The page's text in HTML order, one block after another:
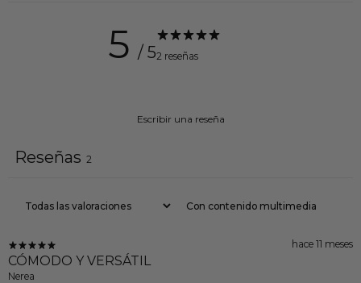
5 / 52 reseñas
Escribir una reseña
Reseñas 2
Con contenido multimedia
hace 11 meses
CÓMODO Y VERSÁTIL
Nerea